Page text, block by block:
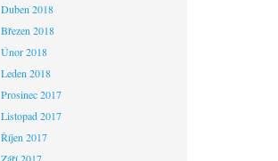
Duben 2018
Březen 2018
Únor 2018
Leden 2018
Prosinec 2017
Listopad 2017
Říjen 2017
Září 2017